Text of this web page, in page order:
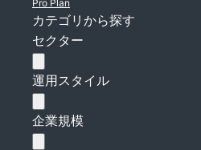
Pro Plan
カテゴリから探す
セクター
運用スタイル
企業規模